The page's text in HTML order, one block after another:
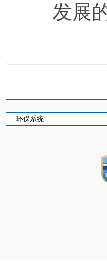
发展
环保系统